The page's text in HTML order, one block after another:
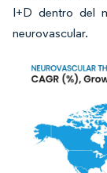
I+D dentro del
neurovascular.